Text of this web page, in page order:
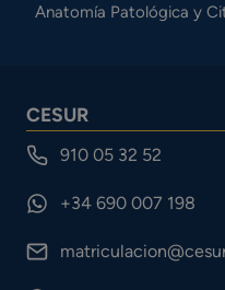
Anatomía Patológica y
CESUR
910 05 32 52
+34 690 007 198